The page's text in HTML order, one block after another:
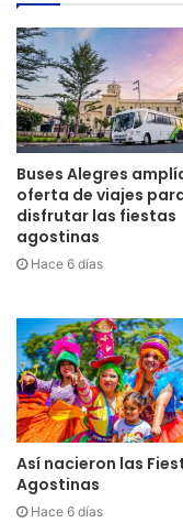
Buses Alegres
oferta de viajes
disfrutar las fiestas
agostinas
Hace 6 días
Así nacieron las
Agostinas
Hace 6 días